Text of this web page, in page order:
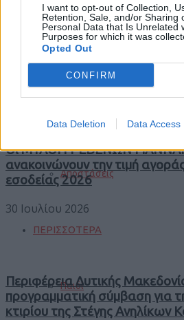
I want to opt-out of Collection,
Retention, Sale, and/or Sharing
Personal Data that Is Unrelated
Purposes for which it was
Opted Out
CONFIRM
Data Deletion Data Access
Φωτιές
Τροχαία
Αποστάσεις
ΠΕΡΙΣΣΟΤΕΡΑ
Παιδί
Trending
Comments
Latest
Οι ΜΥΛΟΙ ΓΡΕΒΕΝΩΝ
ανακοινώνουν την τιμή
εσοδείας 2026
30 Ιουλίου 2026
Περιφέρεια Δυτικής
προγραμματική σύμβαση για
κτιρίου της Στέγης Ανηλίκων